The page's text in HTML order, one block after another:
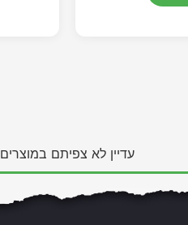
עדיין לא צפיתם במוצרים